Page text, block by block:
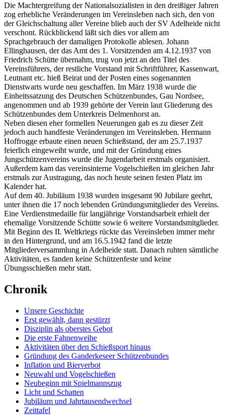
Die Machtergreifung der Nationalsozialisten in den dreißiger Jahren
zog erhebliche Veränderungen im Vereinsleben nach sich, den von
der Gleichschaltung aller Vereine blieb auch der SV Adelheide nicht
verschont. Rückblickend läßt sich dies vor allem am
Sprachgebrauch der damaligen Protokolle ablesen. Johann
Ellinghausen, der das Amt des 1. Vorsitzenden am 4.12.1937 von
Friedrich Schütte übernahm, trug von jetzt an den Titel des
Vereinsführers, der restliche Vorstand mit Schriftführer, Kassenwart,
Leutnant etc. hieß Beirat und der Posten eines sogenannten
Dienstwarts wurde neu geschaffen. Im März 1938 wurde die
Einheitssatzung des Deutschen Schützenbundes, Gau Nordsee,
angenommen und ab 1939 gehörte der Verein laut Gliederung des
Schützenbundes dem Unterkreis Delmenhorst an.
Neben diesen eher formellen Neuerungen gab es zu dieser Zeit
jedoch auch handfeste Veränderungen im Vereinsleben. Hermann
Hoffrogge erbaute einen neuen Schießstand, der am 25.7.1937
feierlich eingeweiht wurde, und mit der Gründung eines
Jungschützenvereins wurde die Jugendarbeit erstmals organisiert.
Außerdem kam das vereinsinterne Vogelschießen im gleichen Jahr
erstmals zur Austragung, das noch heute seinen festen Platz im
Kalender hat.
Auf dem 40. Jubiläum 1938 wurden insgesamt 90 Jubilare geehrt,
unter ihnen die 17 noch lebenden Gründungsmitglieder des Vereins.
Eine Verdienstmedaille für langjährige Vorstandsarbeit erhielt der
ehemalige Vorsitzende Schütte sowie 6 weitere Vorstandsmitglieder.
Mit Beginn des II. Weltkriegs rückte das Vereinsleben immer mehr
in den Hintergrund, und am 16.5.1942 fand die letzte
Mitgliederversammlung in Adelheide statt. Danach ruhten sämtliche
Aktivitäten, es fanden keine Schützenfeste und keine
Übungsschießen mehr statt.
Chronik
Unsere Geschichte
Erst gewählt, dann gestürzt
Disziplin als oberstes Gebot
Die erste Fahnenweihe
Aktivitäten über den Schießsport hinaus
Gründung des Ganderkeseer Schützenbundes
Inflation und Bierverbot
Neuwahl und Vogelschießen
Neubeginn mit Spielmannszug
Licht und Schatten
Jubiläum und Jahrtausendwechsel
Zeittafel